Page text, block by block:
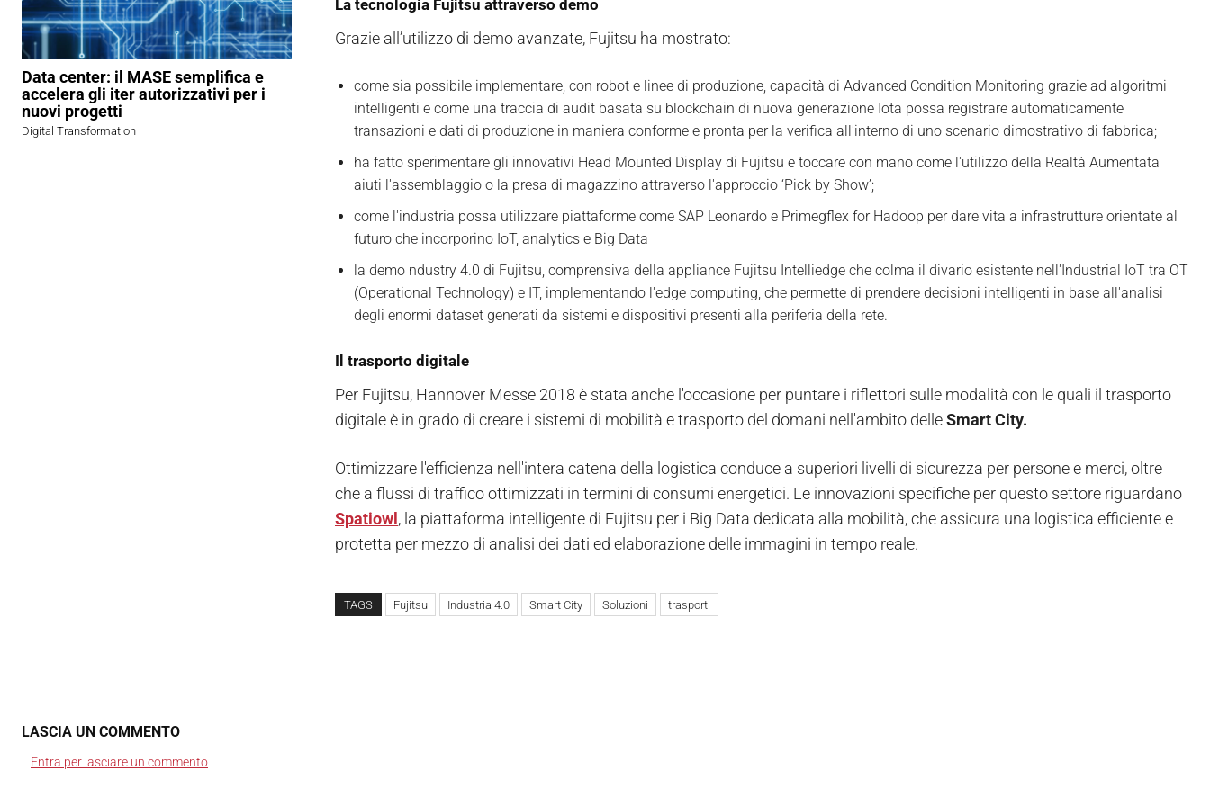
Data center: il MASE semplifica e
accelera gli iter autorizzativi per i
nuovi progetti
Digital Transformation
La tecnologia Fujitsu attraverso demo
Grazie all’utilizzo di demo avanzate, Fujitsu ha mostrato:
come sia possibile implementare, con robot e linee di produzione, capacità di Advanced Condition Monitoring grazie ad algoritmi
intelligenti e come una traccia di audit basata su blockchain di nuova generazione Iota possa registrare automaticamente
transazioni e dati di produzione in maniera conforme e pronta per la verifica all'interno di uno scenario dimostrativo di fabbrica;
ha fatto sperimentare gli innovativi Head Mounted Display di Fujitsu e toccare con mano come l'utilizzo della Realtà Aumentata
aiuti l'assemblaggio o la presa di magazzino attraverso l'approccio ‘Pick by Show’;
come l'industria possa utilizzare piattaforme come SAP Leonardo e Primegflex for Hadoop per dare vita a infrastrutture orientate al
futuro che incorporino IoT, analytics e Big Data
la demo ndustry 4.0 di Fujitsu, comprensiva della appliance Fujitsu Intelliedge che colma il divario esistente nell'Industrial IoT tra OT
(Operational Technology) e IT, implementando l'edge computing, che permette di prendere decisioni intelligenti in base all'analisi
degli enormi dataset generati da sistemi e dispositivi presenti alla periferia della rete.
Il trasporto digitale
Per Fujitsu, Hannover Messe 2018 è stata anche l'occasione per puntare i riflettori sulle modalità con le quali il trasporto
digitale è in grado di creare i sistemi di mobilità e trasporto del domani nell'ambito delleSmart City.
Ottimizzare l'efficienza nell'intera catena della logistica conduce a superiori livelli di sicurezza per persone e merci, oltre
che a flussi di traffico ottimizzati in termini di consumi energetici. Le innovazioni specifiche per questo settore riguardano
Spatiowl , la piattaforma intelligente di Fujitsu per i Big Data dedicata alla mobilità, che assicura una logistica efficiente e
protetta per mezzo di analisi dei dati ed elaborazione delle immagini in tempo reale.
TAGS Fujitsu Industria 4.0 Smart City Soluzioni trasporti
LASCIA UN COMMENTO
Entra per lasciare un commento